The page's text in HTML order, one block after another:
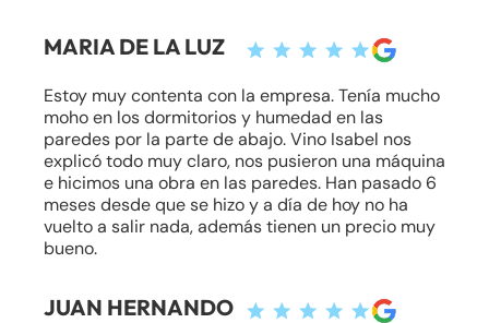
MARIA DE LA LUZ
Estoy muy contenta con la empresa. Tenía mucho
moho en los dormitorios y humedad en las
paredes por la parte de abajo. Vino Isabel nos
explicó todo muy claro, nos pusieron una máquina
e hicimos una obra en las paredes. Han pasado 6
meses desde que se hizo y a día de hoy no ha
vuelto a salir nada, además tienen un precio muy
bueno.
JUAN HERNANDO